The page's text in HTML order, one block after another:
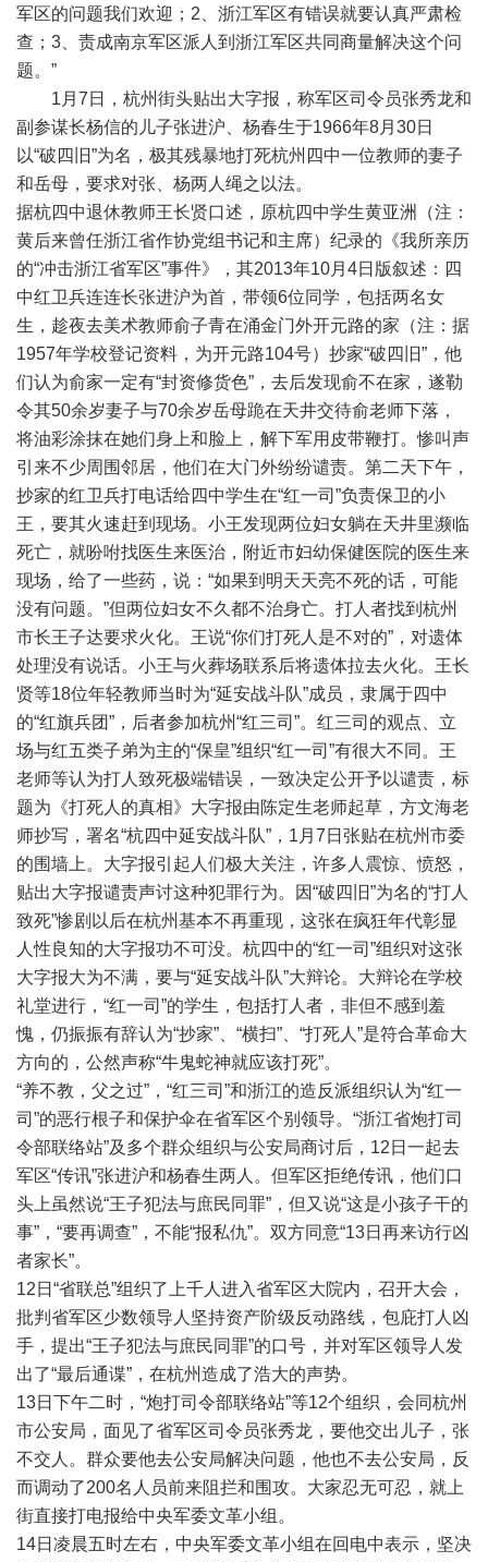
军区的问题我们欢迎；2、浙江军区有错误就要认真严肃检
查；3、责成南京军区派人到浙江军区共同商量解决这个问
题。”
1月7日，杭州街头贴出大字报，称军区司令员张秀龙和
副参谋长杨信的儿子张进沪、杨春生于1966年8月30日
以“破四旧”为名，极其残暴地打死杭州四中一位教师的妻子
和岳母，要求对张、杨两人绳之以法。
据杭四中退休教师王长贤口述，原杭四中学生黄亚洲（注：
黄后来曾任浙江省作协党组书记和主席）纪录的《我所亲历
的“冲击浙江省军区”事件》，其2013年10月4日版叙述：四
中红卫兵连连长张进沪为首，带领6位同学，包括两名女
生，趁夜去美术教师俞子青在涌金门外开元路的家（注：据
1957年学校登记资料，为开元路104号）抄家“破四旧”，他
们认为俞家一定有“封资修货色”，去后发现俞不在家，遂勒
令其50余岁妻子与70余岁岳母跪在天井交待俞老师下落，
将油彩涂抹在她们身上和脸上，解下军用皮带鞭打。惨叫声
引来不少周围邻居，他们在大门外纷纷谴责。第二天下午，
抄家的红卫兵打电话给四中学生在“红一司”负责保卫的小
王，要其火速赶到现场。小王发现两位妇女躺在天井里濒临
死亡，就吩咐找医生来医治，附近市妇幼保健医院的医生来
现场，给了一些药，说：“如果到明天天亮不死的话，可能
没有问题。”但两位妇女不久都不治身亡。打人者找到杭州
市长王子达要求火化。王说“你们打死人是不对的”，对遗体
处理没有说话。小王与火葬场联系后将遗体拉去火化。王长
贤等18位年轻教师当时为“延安战斗队”成员，隶属于四中
的“红旗兵团”，后者参加杭州“红三司”。红三司的观点、立
场与红五类子弟为主的“保皇”组织“红一司”有很大不同。王
老师等认为打人致死极端错误，一致决定公开予以谴责，标
题为《打死人的真相》大字报由陈定生老师起草，方文海老
师抄写，署名“杭四中延安战斗队”，1月7日张贴在杭州市委
的围墙上。大字报引起人们极大关注，许多人震惊、愤怒，
贴出大字报谴责声讨这种犯罪行为。因“破四旧”为名的“打人
致死”惨剧以后在杭州基本不再重现，这张在疯狂年代彰显
人性良知的大字报功不可没。杭四中的“红一司”组织对这张
大字报大为不满，要与“延安战斗队”大辩论。大辩论在学校
礼堂进行，“红一司”的学生，包括打人者，非但不感到羞
愧，仍振振有辞认为“抄家”、“横扫”、“打死人”是符合革命大
方向的，公然声称“牛鬼蛇神就应该打死”。
“养不教，父之过”，“红三司”和浙江的造反派组织认为“红一
司”的恶行根子和保护伞在省军区个别领导。“浙江省炮打司
令部联络站”及多个群众组织与公安局商讨后，12日一起去
军区“传讯”张进沪和杨春生两人。但军区拒绝传讯，他们口
头上虽然说“王子犯法与庶民同罪”，但又说“这是小孩子干的
事”，“要再调查”，不能“报私仇”。双方同意“13日再来访行凶
者家长”。
12日“省联总”组织了上千人进入省军区大院内，召开大会，
批判省军区少数领导人坚持资产阶级反动路线，包庇打人凶
手，提出“王子犯法与庶民同罪”的口号，并对军区领导人发
出了“最后通谍”，在杭州造成了浩大的声势。
13日下午二时，“炮打司令部联络站”等12个组织，会同杭州
市公安局，面见了省军区司令员张秀龙，要他交出儿子，张
不交人。群众要他去公安局解决问题，他也不去公安局，反
而调动了200名人员前来阻拦和围攻。大家忍无可忍，就上
街直接打电报给中央军委文革小组。
14日凌晨五时左右，中央军委文革小组在回电中表示，坚决